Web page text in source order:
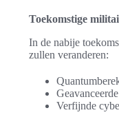
Toekomstige
In de nabije
zullen veranderen:
Verfijnde